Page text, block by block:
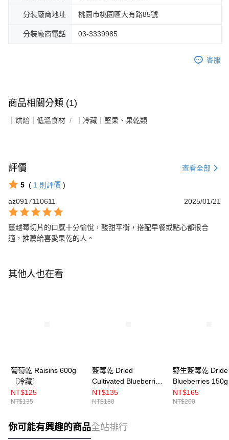
分裝廠商地址 桃園市桃園區大有路85號
分裝廠商電話 03-3339985
客服
商品相關分類 (1)
｜烘焙｜低溫食材 ｜冷藏｜堅果、果乾類
評價 查看全部
5 ( 1 則評價 )
az0917110611
2025/01/21
蔓越莓切片的口感十分愉悅，酸甜平衡，搭配早餐或點心都很合
適，推薦給喜愛果乾的人。
其他人也在看
葡萄乾 Raisins 600g
〔冷藏〕
NT$125
NT$135
藍莓乾 Dried
Cultivated Blueberries
150g 〔冷藏〕
NT$135
NT$180
野生藍莓乾
Blueberries
藏〕
NT$165
NT$200
你可能有興趣的商品全站排行